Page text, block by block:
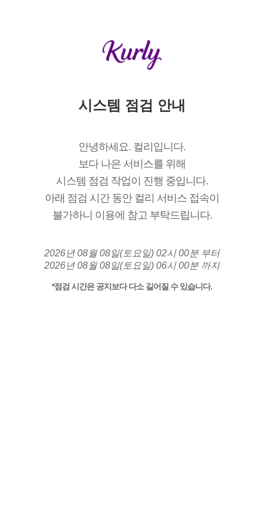
시스템 점검 안내
안녕하세요. 컬리입니다.
보다 나은 서비스를 위해
시스템 점검 작업이 진행 중입니다.
아래 점검 시간 동안 컬리 서비스 접속이
불가하니 이용에 참고 부탁드립니다.
2026년 08월 08일(토요일) 02시 00분 부터
2026년 08월 08일(토요일) 06시 00분 까지
*점검 시간은 공지보다 다소 길어질 수 있습니다.